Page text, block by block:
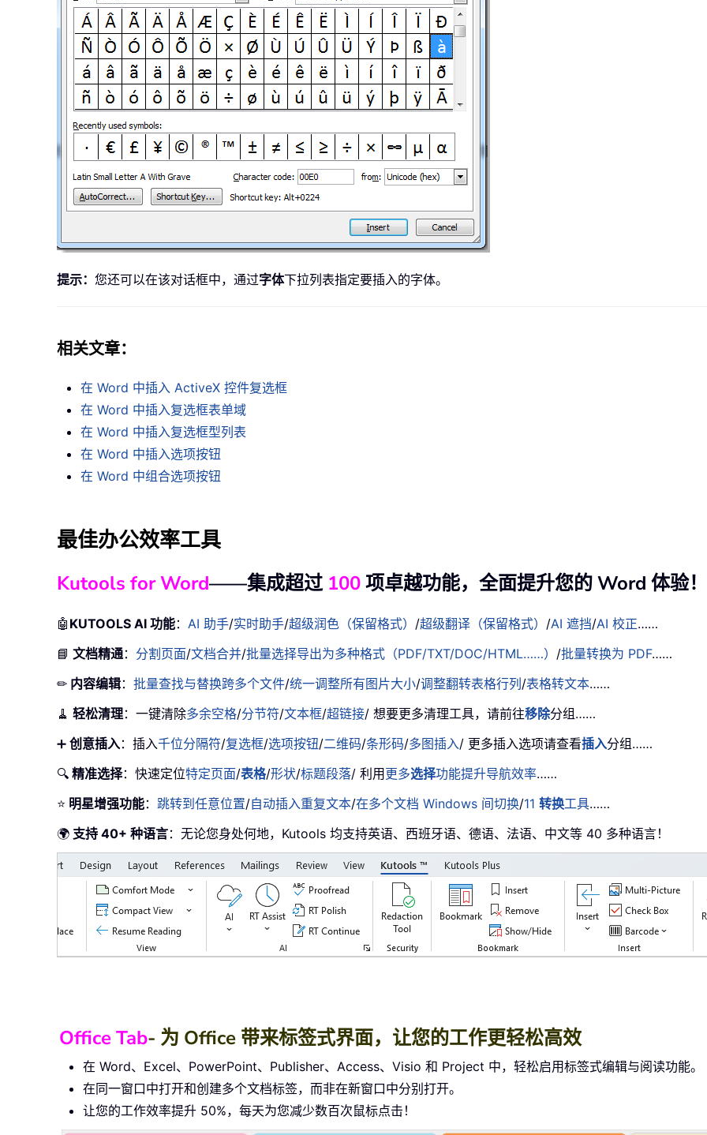
提示： 您还可以在该对话框中，通过字体下拉列表指定要插入的字体。
相关文章：
在 Word 中插入 ActiveX 控件复选框
在 Word 中插入复选框表单域
在 Word 中插入复选框型列表
在 Word 中插入选项按钮
在 Word 中组合选项按钮
最佳办公效率工具
Kutools for Word——集成超过 100项卓越功能，全面提升您的 Word 体验！
🤖 KUTOOLS AI 功能： AI 助手/实时助手/超级润色（保留格式） /超级翻译（保留格式） /AI 遮挡/AI 校正……
📘 文档精通： 分割页面/文档合并/批量选择导出为多种格式（PDF/TXT/DOC/HTML……） /批量转换为 PDF……
✏ 内容编辑： 批量查找与替换跨多个文件/统一调整所有图片大小/调整翻转表格行列 /表格转文本……
🧹 轻松清理：一键清除多余空格/分节符/文本框/超链接/ 想要更多清理工具，请前往移除分组……
➕ 创意插入：插入千位分隔符/复选框/选项按钮/二维码/条形码/多图插入/ 更多插入选项请查看插入分组……
🔍 精准选择：快速定位特定页面/表格/形状/标题段落/ 利用 更多选择功能提升导航效率……
⭐ 明星增强功能： 跳转到任意位置/自动插入重复文本/在多个文档 Windows 间切换/11 转换工具……
🌍 支持 40+ 种语言：无论您身处何地，Kutools 均支持英语、西班牙语、德语、法语、中文等 40 多种语言！
Office Tab- 为 Office 带来标签式界面，让您的工作更轻松高效
在 Word、Excel、PowerPoint、Publisher、Access、Visio 和 Project 中，轻松启用标签式编辑与阅读功能。
在同一窗口中打开和创建多个文档标签，而非在新窗口中分别打开。
让您的工作效率提升 50%，每天为您减少数百次鼠标点击！